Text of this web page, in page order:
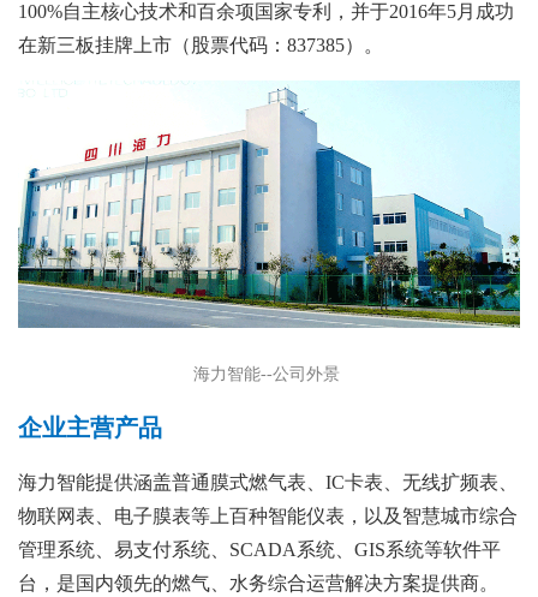
100%自主核心技术和百余项国家专利，并于2016年5月成功
在新三板挂牌上市（股票代码：837385）。
海力智能--公司外景
企业主营产品
海力智能提供涵盖普通膜式燃气表、IC卡表、无线扩频表、
物联网表、电子膜表等上百种智能仪表，以及智慧城市综合
管理系统、易支付系统、SCADA系统、GIS系统等软件平
台，是国内领先的燃气、水务综合运营解决方案提供商。